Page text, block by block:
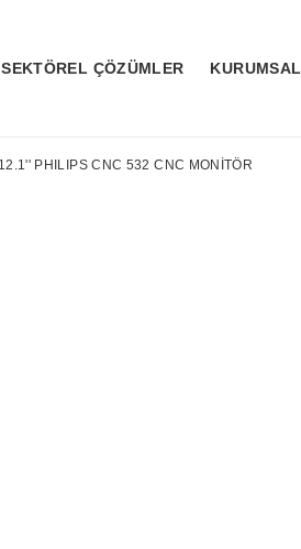
SEKTÖREL ÇÖZÜMLER KURUMSAL